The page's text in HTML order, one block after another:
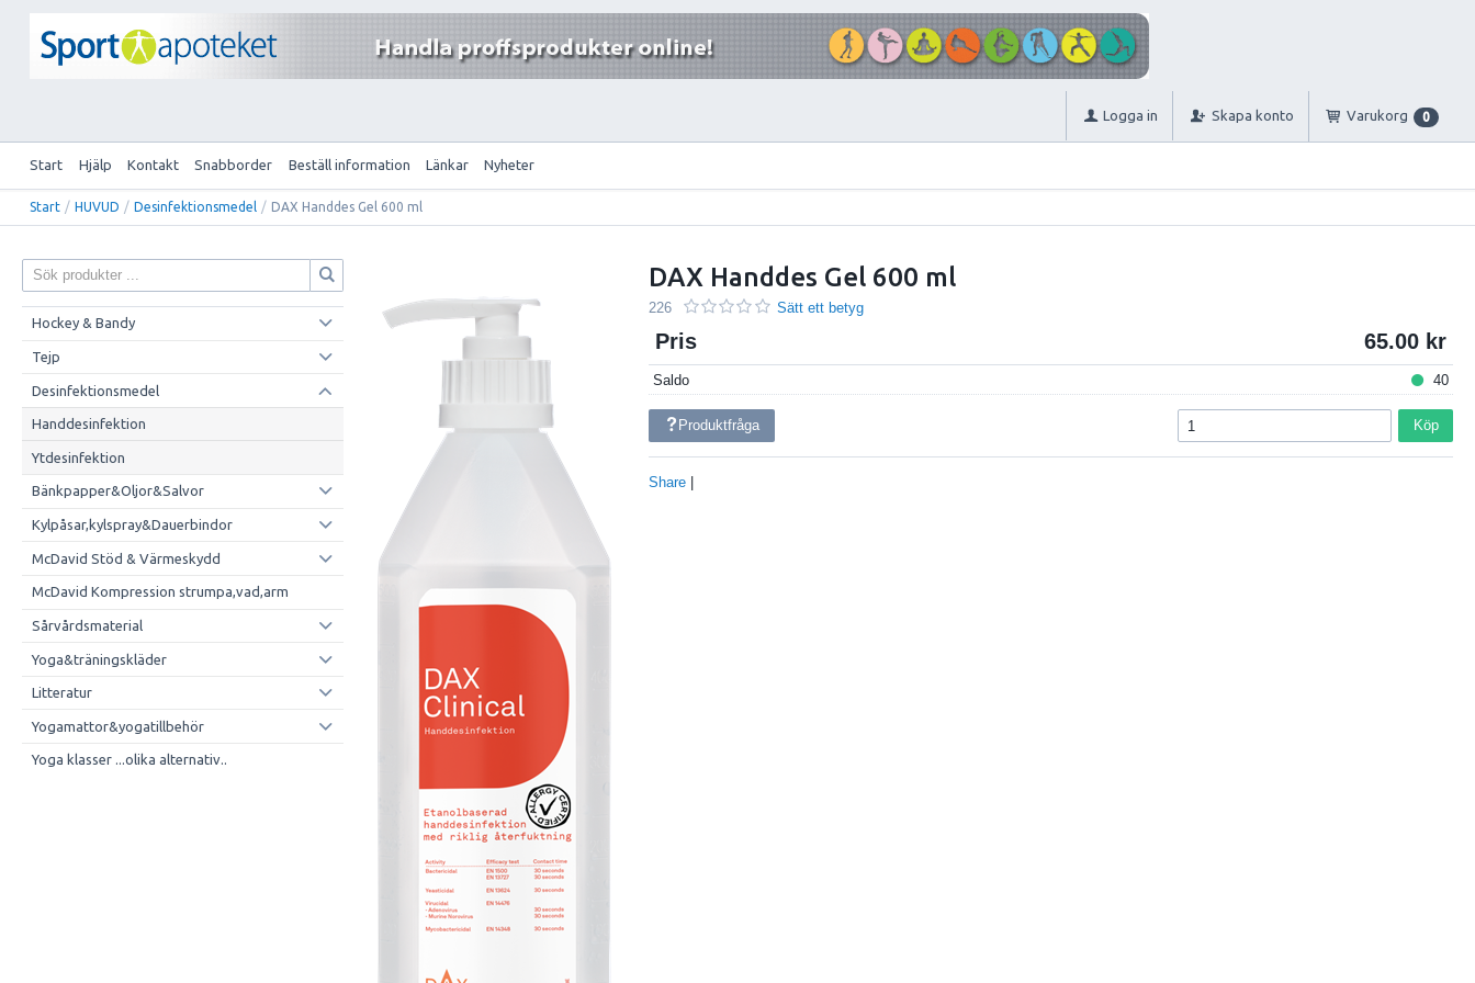
Logga in Skapa konto Varukorg 0
Start Hjälp Kontakt Snabborder Beställ information Länkar Nyheter
Start / HUVUD / Desinfektionsmedel / DAX Handdes Gel 600 ml
Hockey & Bandy
Tejp
Desinfektionsmedel
Handdesinfektion
Ytdesinfektion
Bänkpapper&Oljor&Salvor
Kylpåsar,kylspray&Dauerbindor
McDavid Stöd & Värmeskydd
McDavid Kompression strumpa,vad,arm
Sårvårdsmaterial
Yoga&träningskläder
Litteratur
Yogamattor&yogatillbehör
Yoga klasser ...olika alternativ..
DAX Handdes Gel 600 ml
226 Sätt ett betyg
Pris 65.00
Saldo 40
Produktfråga Köp
Share